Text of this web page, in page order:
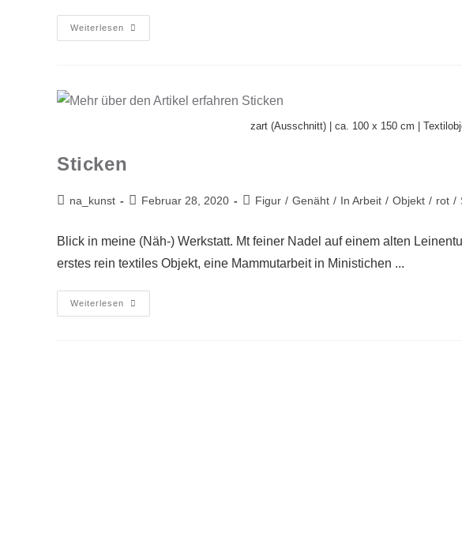
Weiterlesen
zart (Ausschnitt) | ca. 100 x 150 cm |
Sticken
na_kunst Februar 28, 2020 Figur / Genäht / In Arbeit / Objekt / rot /
Blick in meine (Näh-) Werkstatt. Mt feiner Nadel auf einem alten
erstes rein textiles Objekt, eine Mammutarbeit in Ministichen ...
Weiterlesen